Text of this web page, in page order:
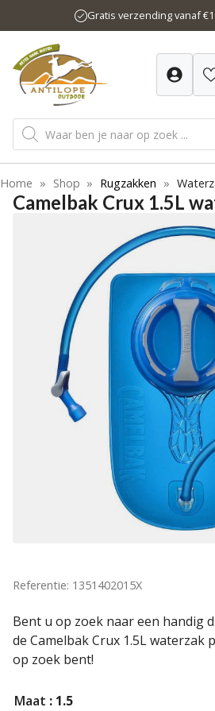
naar
inhoud
Gratis verzending vanaf
Producten
zoeken
Home » Shop » Rugzakken »
Camelbak Crux 1.5L
Referentie: 1351402015X
Bent u op zoek naar een handig
de Camelbak Crux 1.5L waterzak
op zoek bent!
Maat : 1.5